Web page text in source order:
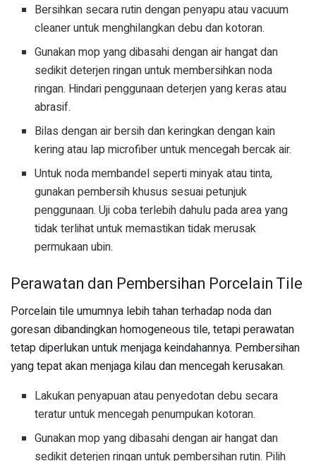
Bersihkan secara rutin dengan penyapu atau vacuum
cleaner untuk menghilangkan debu dan kotoran.
Gunakan mop yang dibasahi dengan air hangat dan
sedikit deterjen ringan untuk membersihkan noda
ringan. Hindari penggunaan deterjen yang keras atau
abrasif.
Bilas dengan air bersih dan keringkan dengan kain
kering atau lap microfiber untuk mencegah bercak air.
Untuk noda membandel seperti minyak atau tinta,
gunakan pembersih khusus sesuai petunjuk
penggunaan. Uji coba terlebih dahulu pada area yang
tidak terlihat untuk memastikan tidak merusak
permukaan ubin.
Perawatan dan Pembersihan Porcelain Tile
Porcelain tile umumnya lebih tahan terhadap noda dan
goresan dibandingkan homogeneous tile, tetapi perawatan
tetap diperlukan untuk menjaga keindahannya. Pembersihan
yang tepat akan menjaga kilau dan mencegah kerusakan.
Lakukan penyapuan atau penyedotan debu secara
teratur untuk mencegah penumpukan kotoran.
Gunakan mop yang dibasahi dengan air hangat dan
sedikit deterjen ringan untuk pembersihan rutin. Pilih